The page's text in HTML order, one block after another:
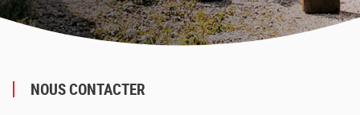
NOUS CONTACTER